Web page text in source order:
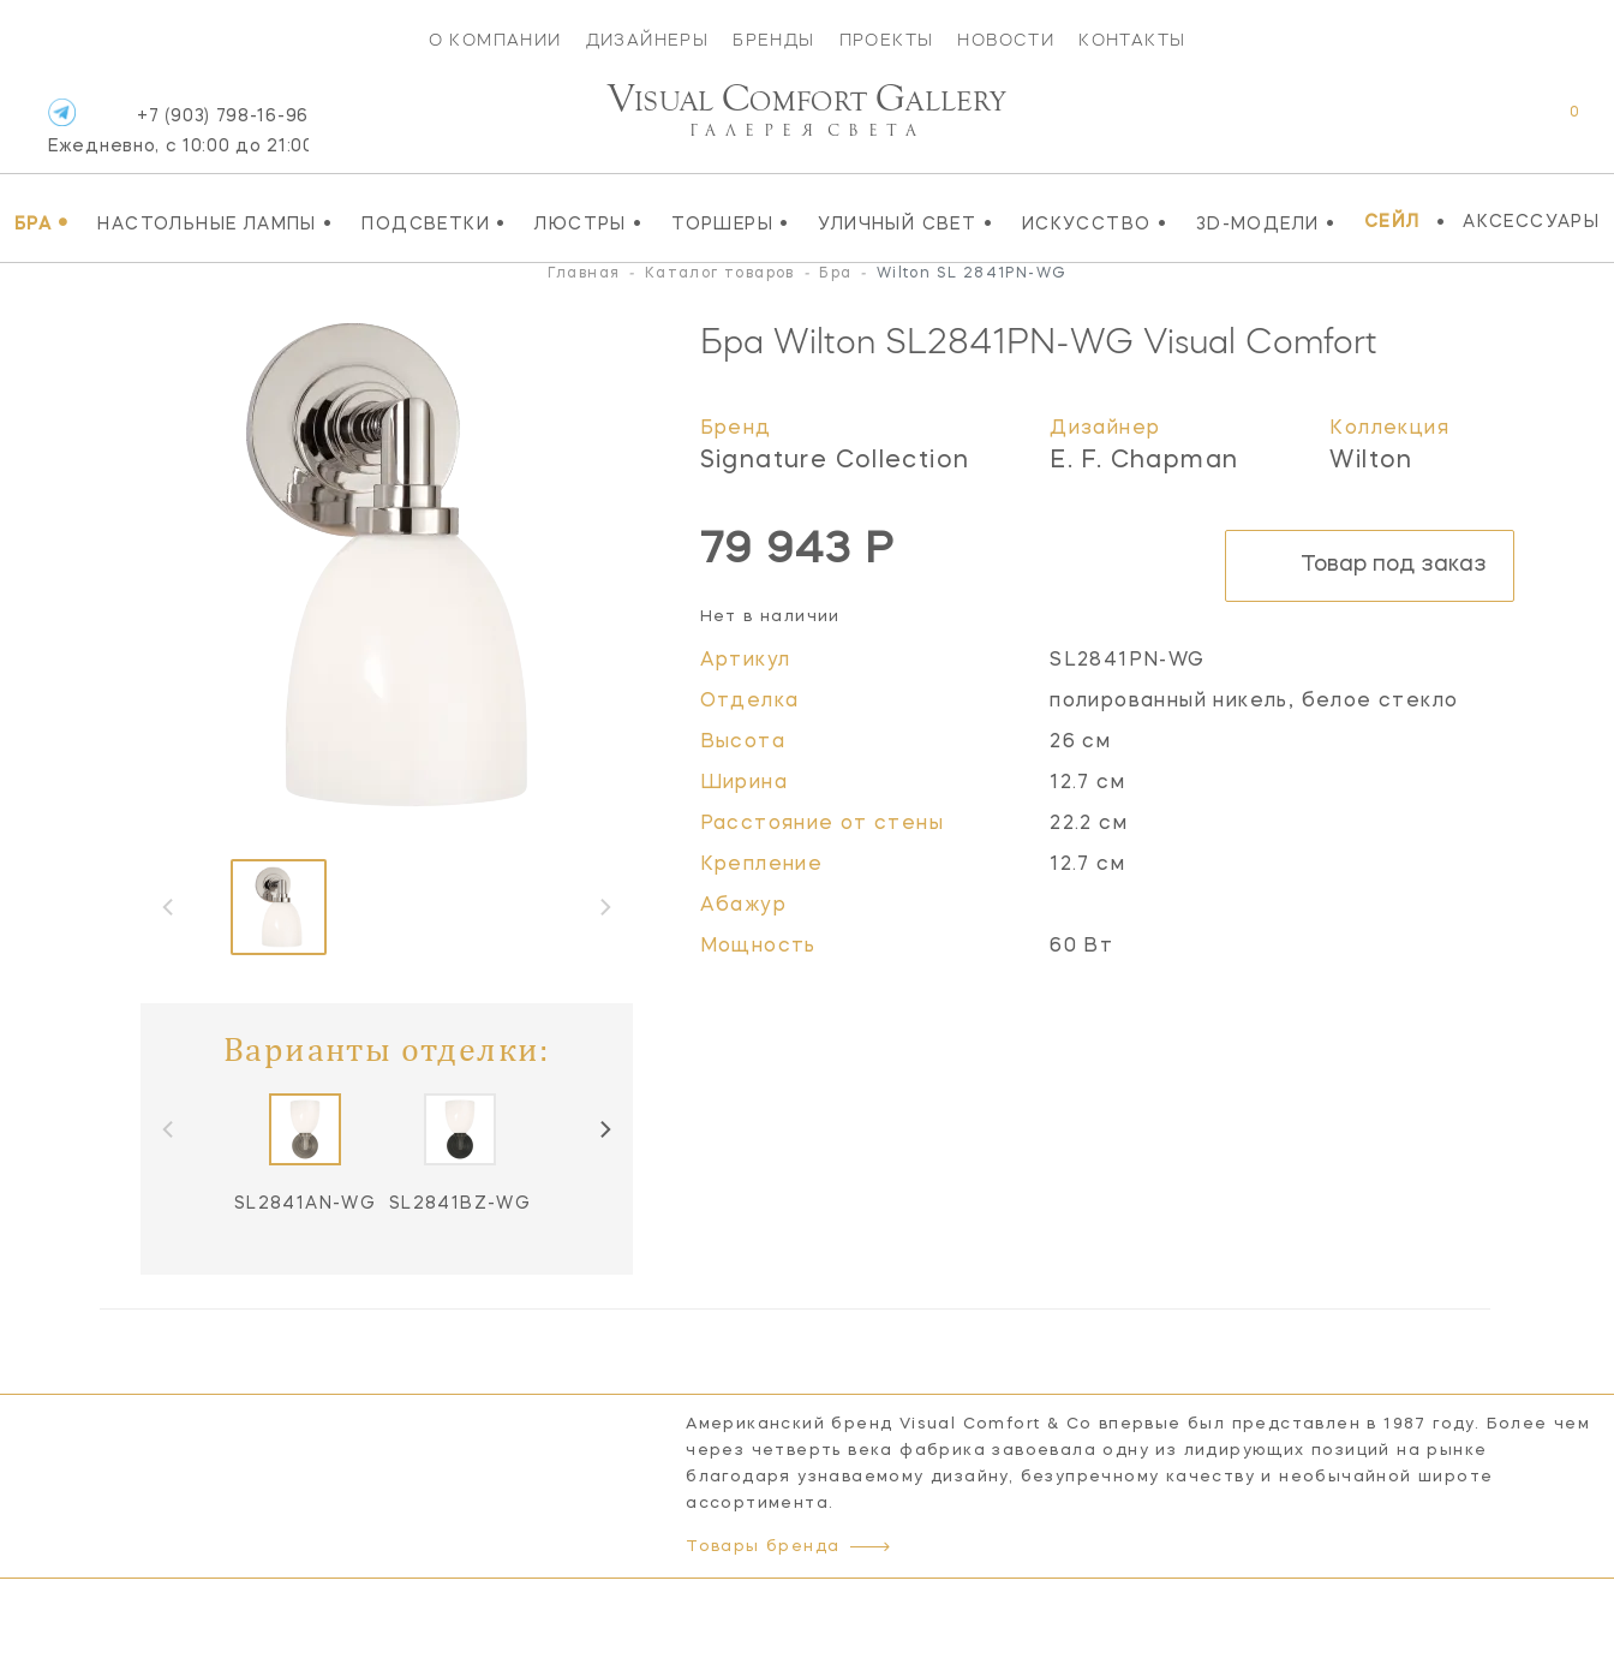
О КОМПАНИИ ДИЗАЙНЕРЫ БРЕНДЫ ПРОЕКТЫ НОВОСТИ КОНТАКТЫ
БРА • НАСТОЛЬНЫЕ ЛАМПЫ • ПОДСВЕТКИ • ЛЮСТРЫ • ТОРШЕРЫ • УЛИЧНЫЙ СВЕТ • ИСКУССТВО • 3D-МОДЕЛИ • СЕЙЛ • АКСЕССУАРЫ
+7 (903) 798-16-96
Ежедневно, с 10:00 до 21:00
0
VISUAL COMFORT GALLERY
ГАЛЕРЕЯ СВЕТА
Главная - Каталог товаров - Бра - Wilton SL 2841PN-WG
Варианты отделки:
SL2841AN-WG SL2841BZ-WG
Бра Wilton SL2841PN-WG Visual Comfort
Бренд
Signature Collection
Дизайнер
E. F. Chapman
Коллекция
Wilton
79 943 Р
Нет в наличии
Товар под заказ
Артикул SL2841PN-WG
Отделка полированный никель, белое стекло
Высота 26 см
Ширина 12.7 см
Расстояние от стены 22.2 см
Крепление 12.7 см
Абажур
Мощность 60 Вт
Американский бренд Visual Comfort & Co впервые был представлен в 1987 году. Более чем
через четверть века фабрика завоевала одну из лидирующих позиций на рынке
благодаря узнаваемому дизайну, безупречному качеству и необычайной широте
ассортимента.
Товары бренда